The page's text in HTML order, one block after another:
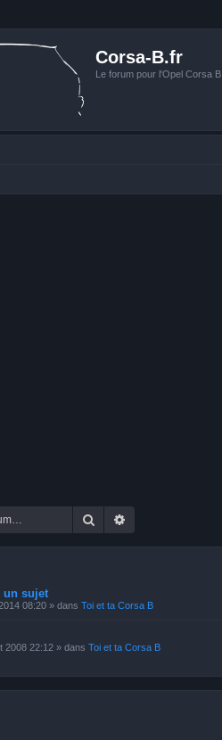
Corsa-B.fr
Le forum pour l'Opel Corsa B
Rechercher
un sujet
08:20 » dans Toi et ta Corsa B
2008 22:12 » dans Toi et ta Corsa B